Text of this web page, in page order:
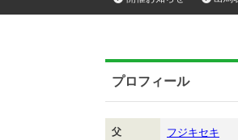
プロフィール
父 フジキセキ